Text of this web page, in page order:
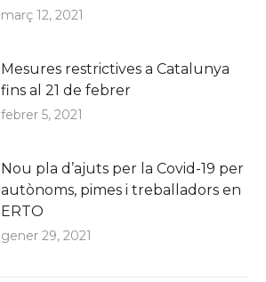
març 12, 2021
Mesures restrictives a Catalunya
fins al 21 de febrer
febrer 5, 2021
Nou pla d’ajuts per la Covid-19 per
autònoms, pimes i treballadors en
ERTO
gener 29, 2021